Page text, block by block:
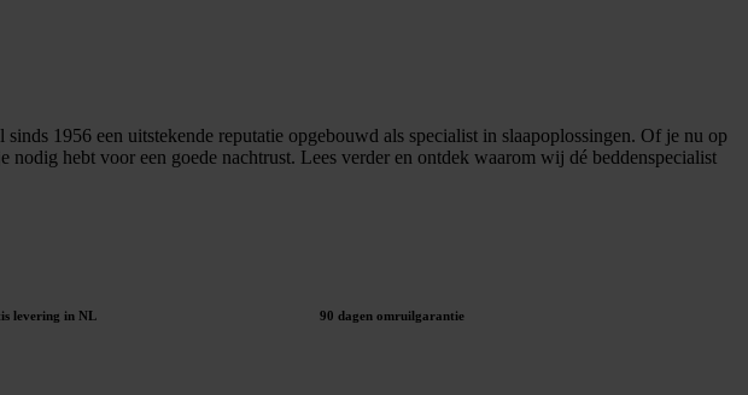
1956 een uitstekende reputatie opgebouwd als specialist in slaapoplossingen. Of je nu op
hebt voor een goede nachtrust. Lees verder en ontdek waarom wij dé beddenspecialist
levering in NL 90 dagen omruilgarantie